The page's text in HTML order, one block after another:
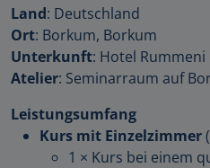
Land: Deutschland
Ort: Borkum, Borkum
Unterkunft: Hotel Rummeni
Atelier: Seminarraum auf
Leistungsumfang
Kurs mit Einzelzimmer
1 × Kurs bei einem